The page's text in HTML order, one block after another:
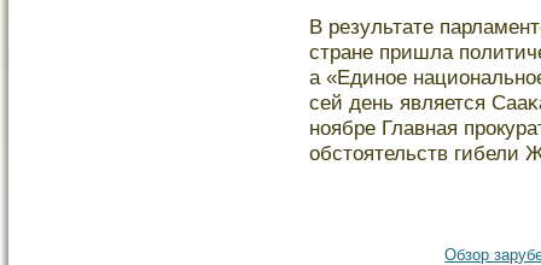
В результате
стране пришла
а «Единое
сей день является
ноябре Главная
обстοятельств гибели
Обзор